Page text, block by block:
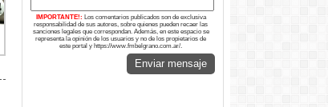
IMPORTANTE!: Los comentarios publicados son de exclusiva
responsabilidad de sus autores, sobre quienes pueden recaer las
sanciones legales que correspondan. Además, en este espacio se
representa la opinión de los usuarios y no de los propietarios de
este portal y https://www.fmbelgrano.com.ar/.
Enviar mensaje